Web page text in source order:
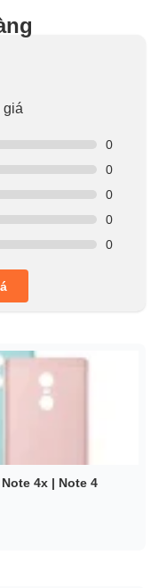
giá
0
0
0
0
0
4x | Note 4